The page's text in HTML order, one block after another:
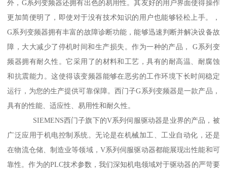
外，G系列变频器还拥有出色的易用性。其友好的用户界面使得操作
更加简便明了，即使对于没有技术知识的用户也能够轻松上手。，
G系列变频器拥有丰富的故障诊断功能，能够迅速判断并解决设备故
障，大大减少了停机时间和生产损失。作为一种的产品， G系列变
频器拥有耐久性。它采用了的材料和工艺，具有的耐高温、耐腐蚀
和抗震能力。这使得该变频器能够在恶劣的工作环境下长时间稳定
运行，为您的生产提供可靠保障。西门子G系列变频器是一款产品，
具有的性能、适应性、易用性和耐久性。
SIEMENS西门子旗下的V系列伺服驱动器是业界的产品，被
广泛应用于机电控制系统。无论是在机械加工、工业自动化，还是
在物流仓储、制造业等领域，V系列伺服驱动器都能展现出性能和可
靠性。作为的PLC技术参数，我们深知机电领域对于驱动器的严苛要